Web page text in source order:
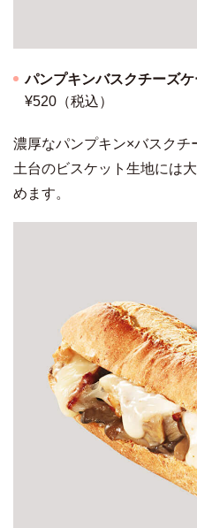
パンプキンバスクチーズケ
¥520（税込）
濃厚なパンプキン×バスク
土台のビスケット生地には
めます。